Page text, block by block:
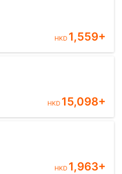
HKD 1,559+
HKD 15,098+
HKD 1,963+